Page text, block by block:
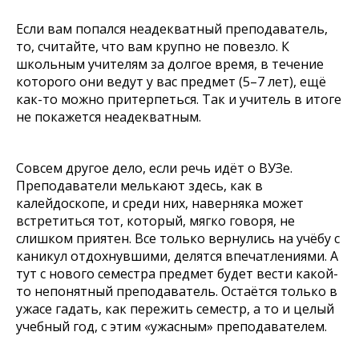
Если вам попался неадекватный преподаватель,
то, считайте, что вам крупно не повезло. К
школьным учителям за долгое время, в течение
которого они ведут у вас предмет (5–7 лет), ещё
как-то можно притерпеться. Так и учитель в итоге
не покажется неадекватным.
Совсем другое дело, если речь идёт о ВУЗе.
Преподаватели мелькают здесь, как в
калейдоскопе, и среди них, наверняка может
встретиться тот, который, мягко говоря, не
слишком приятен. Все только вернулись на учёбу с
каникул отдохнувшими, делятся впечатлениями. А
тут с нового семестра предмет будет вести какой-
то непонятный преподаватель. Остаётся только в
ужасе гадать, как пережить семестр, а то и целый
учебный год, с этим «ужасным» преподавателем.